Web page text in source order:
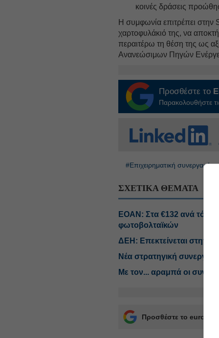
κοινές δράσεις
Η συμφωνία επιτρέπει στην
χαρτοφυλάκιό της, να
περαιτέρω τη θέση της ως
Ανανεώσιμων Πηγών
Προσθέστε το
Παρακολουθήστε
#Επιχειρηματική συνεργασία
ΣΧΕΤΙΚΑ ΘΕΜΑΤΑ
ΕΟΑΝ: Στα €132 ανά τόνο
φωτοβολταϊκών
ΔΕΗ: Επεκτείνεται στην
Νέα στρατηγική
Με τον... αραμπά οι
Προσθέστε το